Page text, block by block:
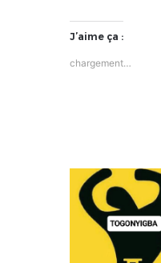
J’aime ça :
chargement…